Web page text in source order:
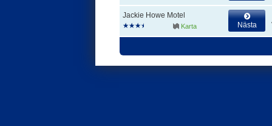
Jackie Howe Motel
Karta Nästa